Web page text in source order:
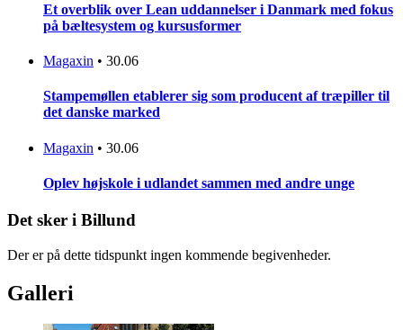
Et overblik over Lean uddannelser i Danmark med fokus
på bæltesystem og kursusformer
Magaxin • 30.06
Stampemøllen etablerer sig som producent af træpiller til
det danske marked
Magaxin • 30.06
Oplev højskole i udlandet sammen med andre unge
Det sker i Billund
Der er på dette tidspunkt ingen kommende begivenheder.
Galleri